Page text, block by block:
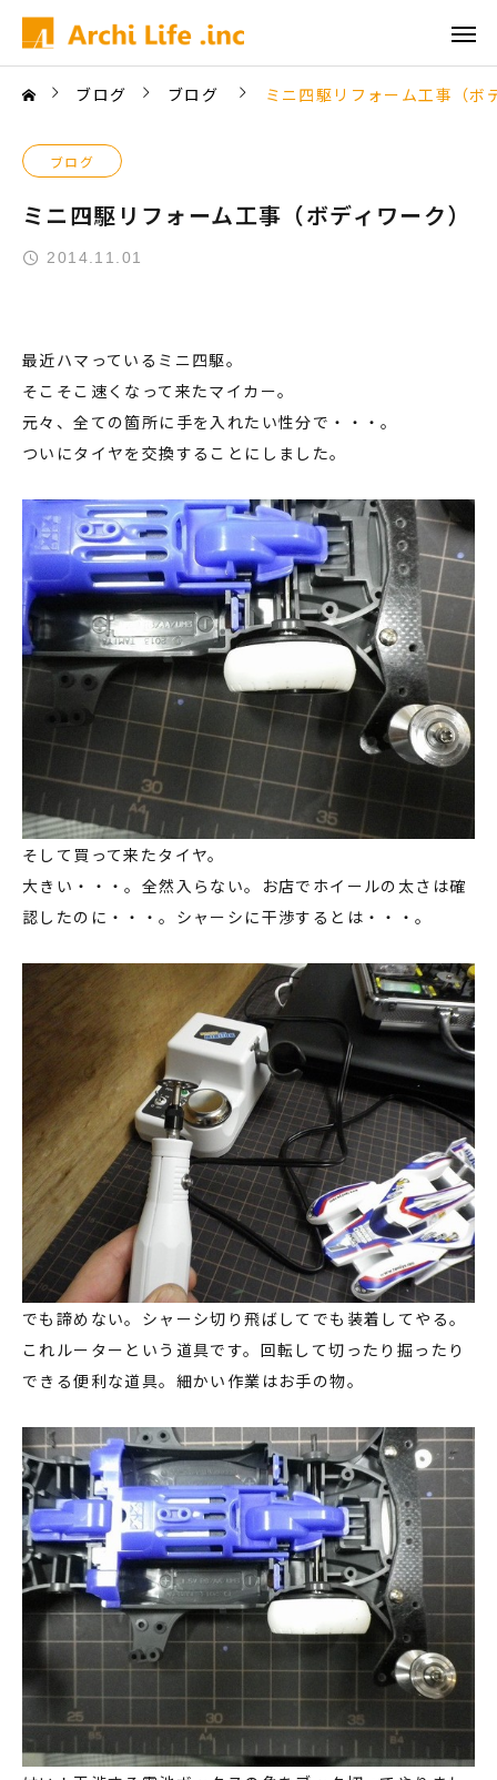
ブログ ブログ ミニ四駆リフォーム工事（ボ
ブログ
ミニ四駆リフォーム工事（ボディワーク）
2014.11.01
最近ハマっているミニ四駆。
そこそこ速くなって来たマイカー。
元々、全ての箇所に手を入れたい性分で・・・。
ついにタイヤを交換することにしました。
そして買って来たタイヤ。
大きい・・・。全然入らない。お店でホイールの太さは確
認したのに・・・。シャーシに干渉するとは・・・。
でも諦めない。シャーシ切り飛ばしてでも装着してやる。
これルーターという道具です。回転して切ったり掘ったり
できる便利な道具。細かい作業はお手の物。